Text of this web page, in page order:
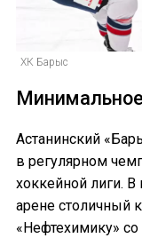
ХК Барыс
Астанинский
в регулярном
хоккейной лиги.
арене столичный
«Нефтехимику» со